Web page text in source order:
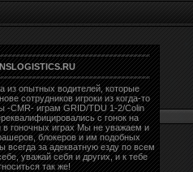
из опытных водителей, которые
сотрудников игроки из когда-то
-CMR- играм GRID/TDU 1-2/Colin
с гонок на
в гоночных играх Мы не уважаем и
блокеров и им подобных
всегда за адекватную езду по всем
уважай себя и других, и к тебе
так же!